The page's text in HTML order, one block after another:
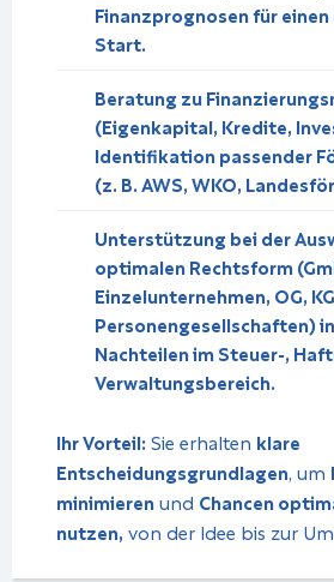
Finanzprognosenfür
Start.
Beratung zu
(Eigenkapital, Kredite,
Identifikationpassender
(z. B. AWS, WKO,
Unterstützungbei der
optimalen Rechtsform
Einzelunternehmen, OG,
Personengesellschaften)
Nachteilenim Steuer-,
Verwaltungsbereich.
Ihr Vorteil: Sie erhalten klare
Entscheidungsgrundlagen, um
minimierenund Chancen
nutzen, von der Idee bis zur